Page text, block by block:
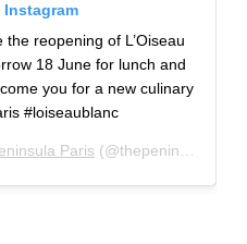
reopening of L’Oiseau
18 June for lunch and
you for a new culinary
#loiseaublanc
Paris (@thepeninsulaparis) in data: